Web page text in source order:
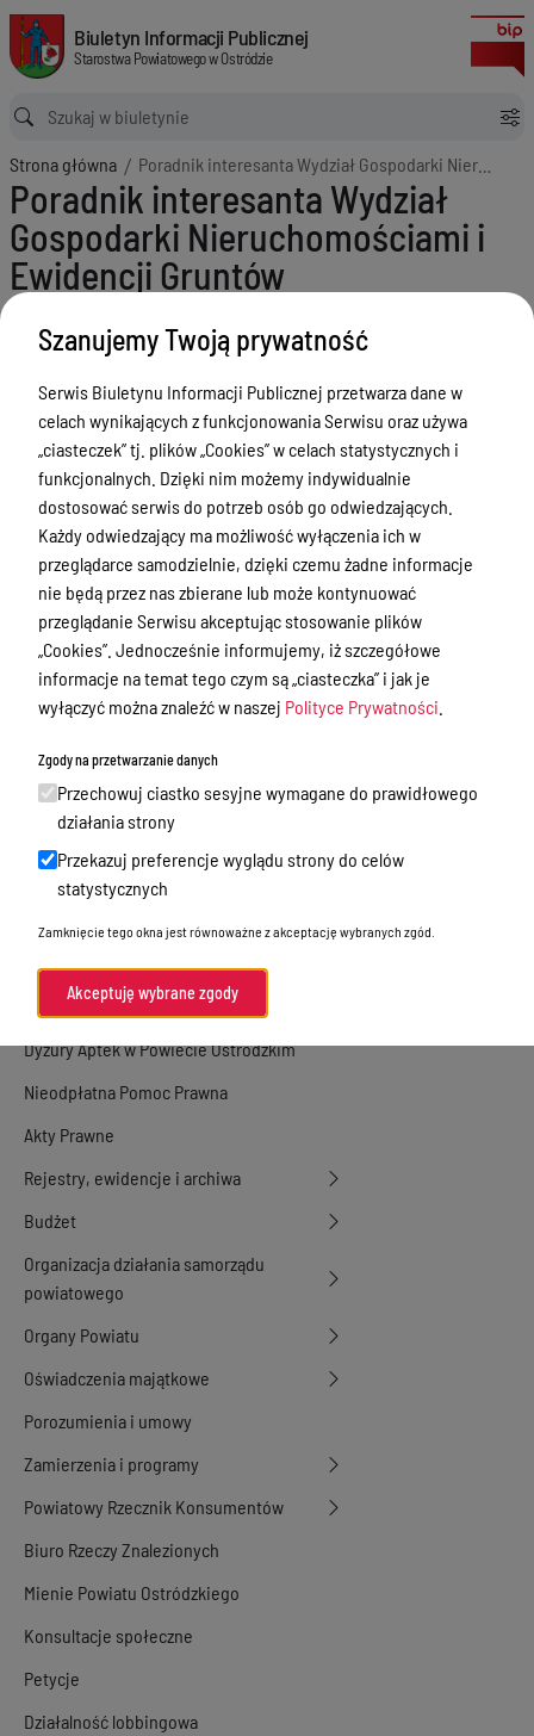
Poradnik interesanta Wydział Gospodarki Nieruchomościami i
Biuletyn Informacji Publicznej Starostwa Powiatowego w Ostródzie
Biuletyn Informacji Publicznej
Starostwa Powiatowego w Ostródzie
Ścieżka powrotu
Strona główna Poradnik interesanta Wydział Gospodarki Nieruchomościami i Ewidencji Gruntów
Poradnik interesanta Wydział
Gospodarki Nieruchomościami i
Ewidencji Gruntów
Starostwo Powiatowe
Poradnik Interesanta
Obsługa osób niepełnosprawnych
Wydział Budownictwa i Architektury
Wydział Komunikacji i Transportu
Wydział Gospodarki
Nieruchomościami i Ewidencji
Gruntów
Wydział Rozwoju Lokalnego,
Inwestycji i Gospodarowania
Środowiskiem
Wydział Administracji, Nadzoru i Kadr
Spraw Obywatelskich
Wydział Oświaty, Kultury i Sportu
Wydział Geodezji i Kartografii
Zamówienia Publiczne
Tablica ogłoszeń
Dyżury Aptek w Powiecie Ostródzkim
Nieodpłatna Pomoc Prawna
Akty Prawne
Rejestry, ewidencje i archiwa
Budżet
Organizacja działania samorządu
powiatowego
Organy Powiatu
Oświadczenia majątkowe
Porozumienia i umowy
Zamierzenia i programy
Powiatowy Rzecznik Konsumentów
Biuro Rzeczy Znalezionych
Mienie Powiatu Ostródzkiego
Konsultacje społeczne
Petycje
Działalność lobbingowa
Szanujemy Twoją prywatność
Serwis Biuletynu Informacji Publicznej przetwarza dane w
celach wynikających z funkcjonowania Serwisu oraz używa
„ciasteczek” tj. plików „Cookies” w celach statystycznych i
funkcjonalnych. Dzięki nim możemy indywidualnie
dostosować serwis do potrzeb osób go odwiedzających.
Każdy odwiedzający ma możliwość wyłączenia ich w
przeglądarce samodzielnie, dzięki czemu żadne informacje
nie będą przez nas zbierane lub może kontynuować
przeglądanie Serwisu akceptując stosowanie plików
„Cookies”. Jednocześnie informujemy, iż szczegółowe
informacje na temat tego czym są „ciasteczka” i jak je
wyłączyć można znaleźć w naszej Polityce Prywatności
Zgody na przetwarzanie danych
Przechowuj ciastko sesyjne wymagane do prawidłowego
działania strony
Przekazuj preferencje wyglądu strony do celów
statystycznych
Zamknięcie tego okna jest równoważne z akceptację wybranych zgód.
Akceptuję wybrane zgody